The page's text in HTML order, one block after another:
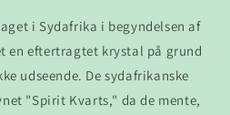
i Sydafrika i begyndelsen af
en eftertragtet krystal på grund
udseende. De sydafrikanske
"Spirit Kvarts," da de mente,